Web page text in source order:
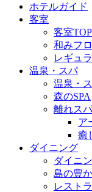
ホテルガイド
客室
客室TOP
和みフ
レギュ
温泉・スパ
温泉・
森のSPA
離れス
ア
癒
ダイニング
ダイニ
島の豊
レスト